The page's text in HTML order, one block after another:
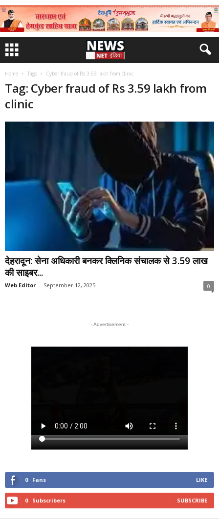
Home Tags Cyber ​​fraud of Rs 3.59 lakh from clinic
Tag: Cyber ​​fraud of Rs 3.59 lakh from
clinic
देहरादून: सेना अधिकारी बनकर क्लिनिक संचालक से 3.59 लाख
की साइबर...
Web Editor - September 12, 2025 0
- Advertisement -
0 Fans LIKE
0 Subscribers SUBSCRIBE